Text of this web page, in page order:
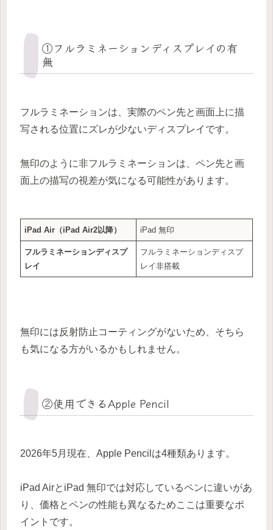
①フルラミネーションディスプレイの有
無
フルラミネーションは、実際のペン先と画面上に描
写される位置にズレが少ないディスプレイです。
無印のように非フルラミネーションは、ペン先と画
面上の描写の視差が気になる可能性があります。
iPad Air（iPad Air2以降） iPad 無印
フルラミネーションディスプ
レイ
フルラミネーションディスプ
レイ非搭載
無印には反射防止コーティングがないため、そちら
も気になる方がいるかもしれません。
②使用できるApple Pencil
2026年5月現在、Apple Pencilは4種類あります。
iPad AirとiPad 無印では対応しているペンに違いがあ
り、価格とペンの性能も異なるためここは重要なポ
イントです。